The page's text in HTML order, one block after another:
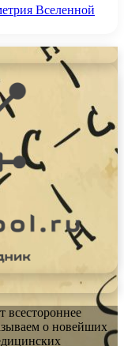
Вселенной
о новейших